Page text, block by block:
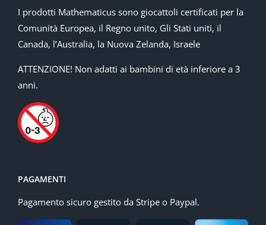
I prodotti Mathematicus sono giocattoli certificati per la
Comunità Europea, il Regno unito, Gli Stati uniti, il
Canada, l’Australia, la Nuova Zelanda, Israele
ATTENZIONE! Non adatti ai bambini di età inferiore a 3
anni.
PAGAMENTI
Pagamento sicuro gestito da Stripe o Paypal.